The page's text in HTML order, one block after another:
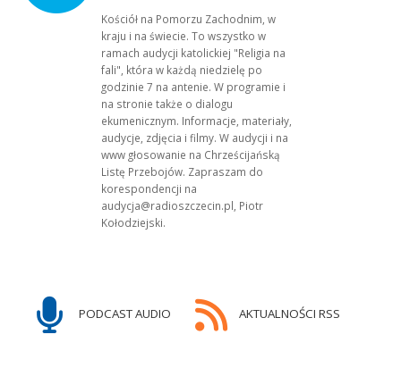
Kościół na Pomorzu Zachodnim, w
kraju i na świecie. To wszystko w
ramach audycji katolickiej "Religia na
fali", która w każdą niedzielę po
godzinie 7 na antenie. W programie i
na stronie także o dialogu
ekumenicznym. Informacje, materiały,
audycje, zdjęcia i filmy. W audycji i na
www głosowanie na Chrześcijańską
Listę Przebojów. Zapraszam do
korespondencji na
audycja@radioszczecin.pl, Piotr
Kołodziejski.
PODCAST AUDIO AKTUALNOŚCI RSS